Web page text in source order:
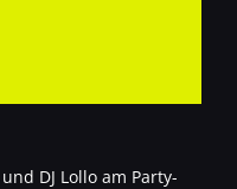
DJ Lollo am Party-